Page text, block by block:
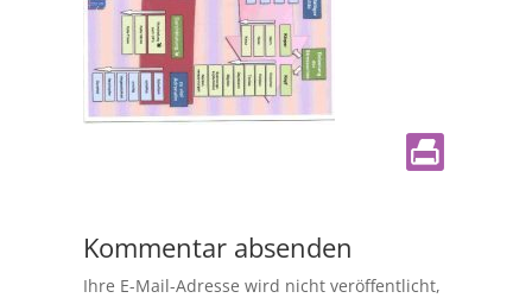
Kommentar absenden
Ihre E-Mail-Adresse wird nicht veröffentlicht,